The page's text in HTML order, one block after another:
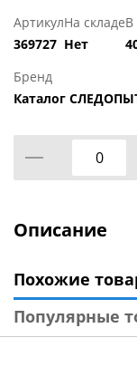
Артикул
369727
На складе
Нет
В
Бренд
Каталог
Описание
Похожие
Популярные